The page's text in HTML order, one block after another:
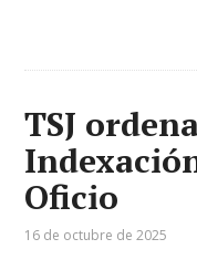
TSJ
Oficio
16 de octubre de 2025